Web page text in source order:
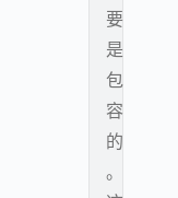
要
是
包
容
的
。